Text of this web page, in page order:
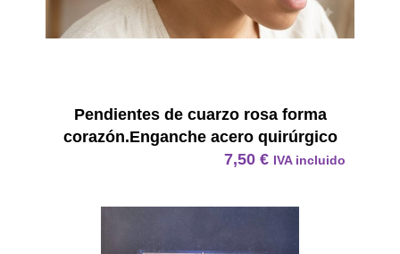
Pendientes de cuarzo rosa forma
corazón.Enganche acero quirúrgico
7,50 € IVA incluido